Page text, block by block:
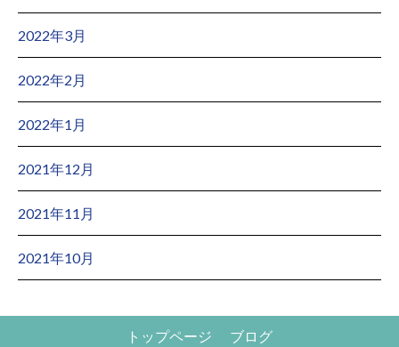
2022年3月
2022年2月
2022年1月
2021年12月
2021年11月
2021年10月
トップページ ブログ